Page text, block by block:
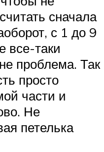
сначала
с 1 до 9
все-таки
проблема. Так
просто
части и
Не
петелька